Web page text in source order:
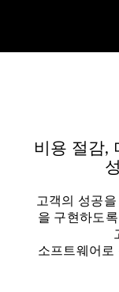
비용 절감,
고객의 성공
을 구현하도
소프트웨어로